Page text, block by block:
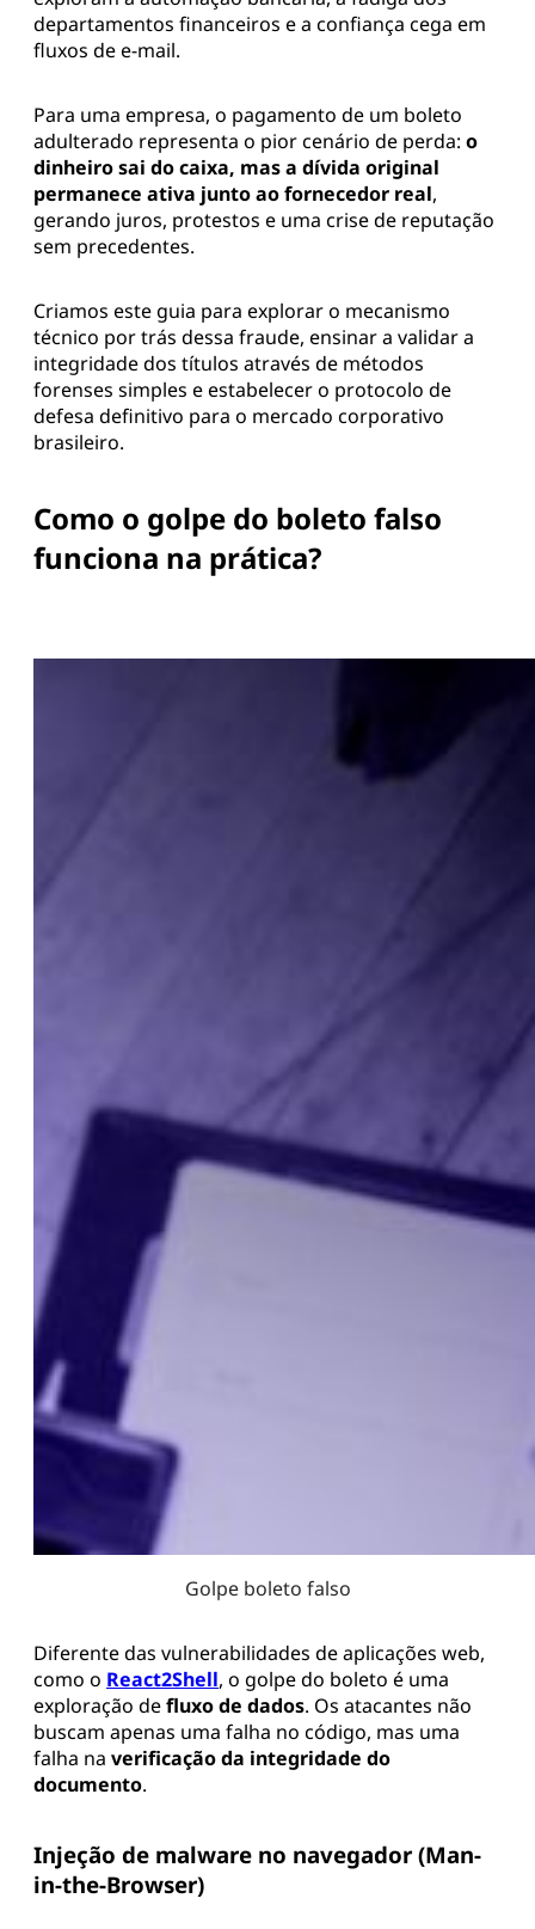
departamentos financeiros e a confiança cega em
fluxos de e-mail.
Para uma empresa, o pagamento de um boleto
adulterado representa o pior cenário de perda: o
dinheiro sai do caixa, mas a dívida original
permanece ativa junto ao fornecedor real,
gerando juros, protestos e uma crise de reputação
sem precedentes.
Criamos este guia para explorar o mecanismo
técnico por trás dessa fraude, ensinar a validar a
integridade dos títulos através de métodos
forenses simples e estabelecer o protocolo de
defesa definitivo para o mercado corporativo
brasileiro.
Como o golpe do boleto falso
funciona na prática?
Golpe boleto falso
Diferente das vulnerabilidades de aplicações web,
como o React2Shell, o golpe do boleto é uma
exploração defluxo de dados. Os atacantes não
buscam apenas uma falha no código, mas uma
falha na verificação da integridade do
documento.
Injeção de malware no navegador (Man-
in-the-Browser)